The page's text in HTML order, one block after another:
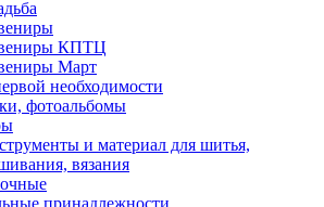
КПТЦ
Март
необходимости
фотоальбомы
и материал для шитья,
вязания
принадлежности